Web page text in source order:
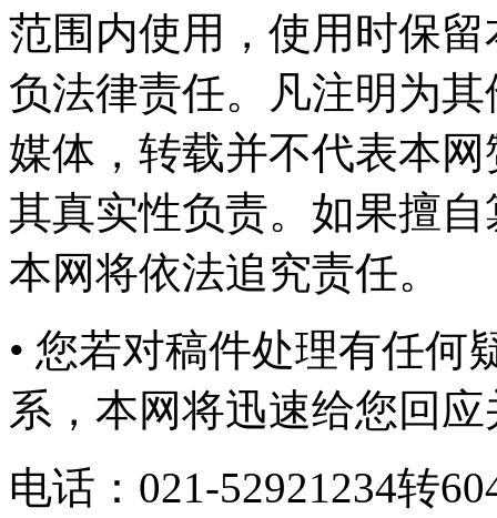
范围内使用，使用时保
负法律责任。凡注明为
媒体，转载并不代表本
其真实性负责。如果擅
本网将依法追究责任。
• 您若对稿件处理有任何
系，本网将迅速给您回
电话：021-52921234转